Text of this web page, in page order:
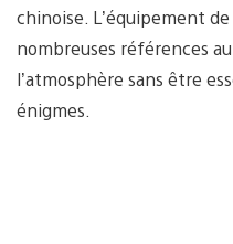
chinoise. L’équipement
nombreuses références
l’atmosphère sans être
énigmes.